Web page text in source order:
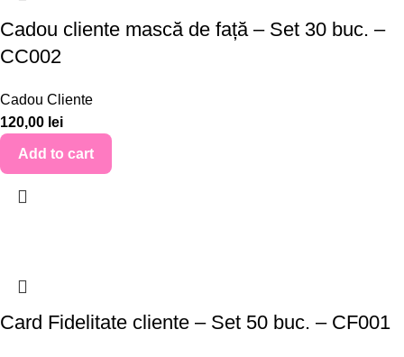
Cadou cliente mască de față – Set 30 buc. –
CC002
Cadou Cliente
120,00 lei
Add to cart
Card Fidelitate cliente – Set 50 buc. – CF001